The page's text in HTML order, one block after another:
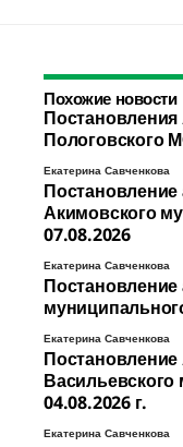
Похожие новости
Пологовского
Екатерина Савченкова
Акимовского
07.08.2026
Екатерина Савченкова
Постановление
Екатерина Савченкова
Васильевского
04.08.2026 г.
Екатерина Савченкова